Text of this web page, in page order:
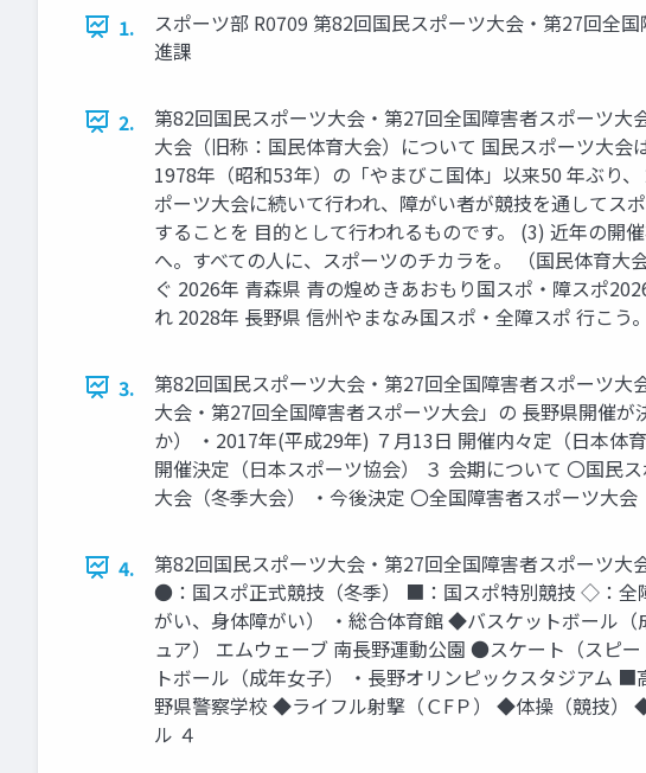
1.
スポーツ部 R0709 第82回国民スポーツ大会・第27回全
進課
2.
第82回国民スポーツ大会・第27回全国障害者スポーツ
大会（旧称：国民体育大会）について 国民スポーツ大会
1978年（昭和53年）の「やまびこ国体」以来50 年ぶり
ポーツ大会に続いて行われ、障がい者が競技を通してス
することを 目的として行われるものです。 (3) 近年の開
へ。すべての人に、スポーツのチカラを。 （国民体育
ぐ 2026年 青森県 青の煌めきあおもり国スポ・障スポ
れ 2028年 長野県 信州やまなみ国スポ・全障スポ 行こう
3.
第82回国民スポーツ大会・第27回全国障害者スポーツ
大会・第27回全国障害者スポーツ大会」の 長野県開催
か） ・2017年(平成29年) ７月13日 開催内々定（日本体
開催決定（日本スポーツ協会） ３ 会期について 〇国民
大会（冬季大会） ・今後決定 〇全国障害者スポーツ大会
4.
第82回国民スポーツ大会・第27回全国障害者スポーツ
●：国スポ正式競技（冬季） ■：国スポ特別競技 ◇：全
がい、身体障がい） ・総合体育館 ◆バスケットボール
ュア） エムウェーブ 南長野運動公園 ●スケート（スピ
トボール（成年女子） ・長野オリンピックスタジアム
野県警察学校 ◆ライフル射撃（ＣFＰ） ◆体操（競技）
ル ４